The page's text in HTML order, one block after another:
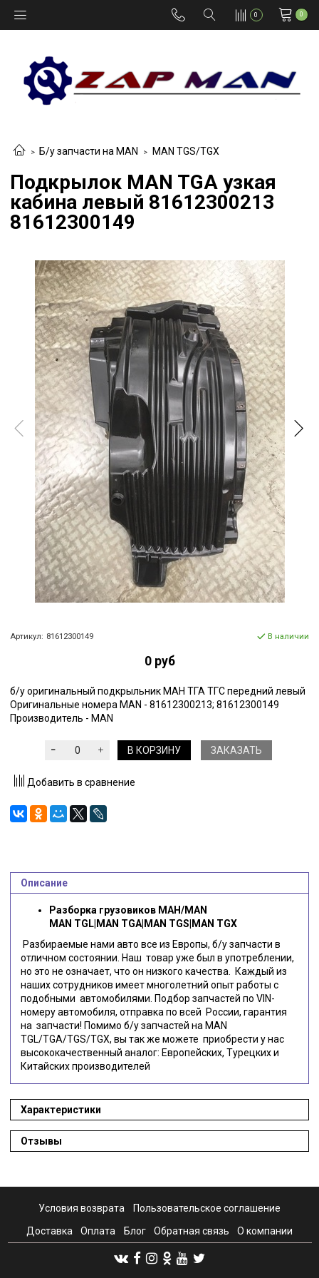
0 0
Б/у запчасти на MAN MAN TGS/TGX
Подкрылок MAN TGA узкая
кабина левый 81612300213
81612300149
Артикул: 81612300149 В наличии
0 руб
б/у оригинальный подкрыльник МАН ТГА ТГС передний левый
Оригинальные номера MAN - 81612300213; 81612300149
Производитель - MAN
В КОРЗИНУ ЗАКАЗАТЬ
Добавить в сравнение
Описание
Разборка грузовиков МАН/MAN
MAN TGL|MAN TGA|MAN TGS|MAN TGX
Разбираемые нами авто все из Европы, б/у запчасти в
отличном состоянии. Наш товар уже был в употреблении,
но это не означает, что он низкого качества. Каждый из
наших сотрудников имеет многолетний опыт работы с
подобными автомобилями. Подбор запчастей по VIN-
номеру автомобиля, отправка по всей России, гарантия
на запчасти! Помимо б/у запчастей на MAN
TGL/TGA/TGS/TGX, вы так же можете приобрести у нас
высококачественный аналог: Европейских, Турецких и
Китайских производителей
Характеристики
Отзывы
Условия возврата Пользовательское соглашение
Доставка Оплата Блог Обратная связь О компании